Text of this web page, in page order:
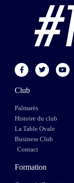
Club
Palmarès
Histoire du club
La Table Ovale
Business Club
Contact
Formation